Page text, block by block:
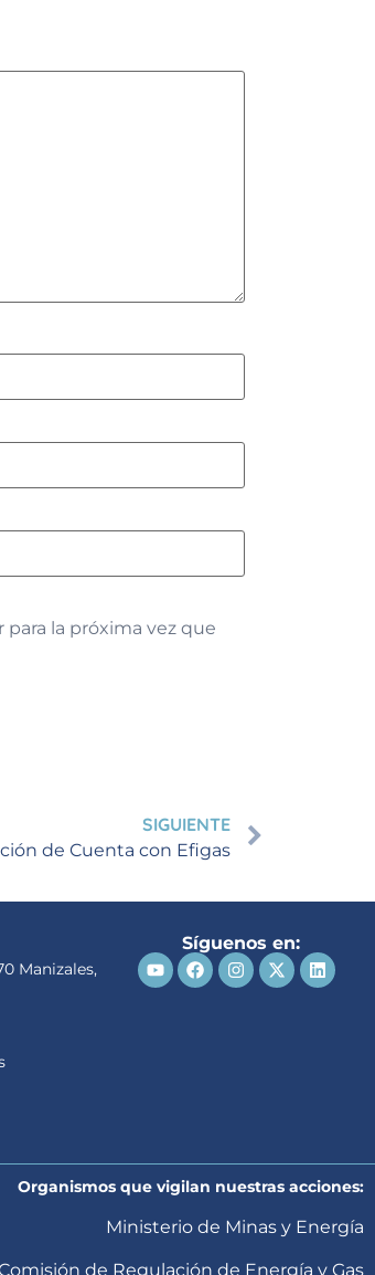
la próxima vez que
SIGUIENTE
de Cuenta con Efigas
Manizales,
Síguenos en:
Organismos que vigilan nuestras acciones:
Ministerio de Minas y Energía
Comisión de Regulación de Energía y Gas